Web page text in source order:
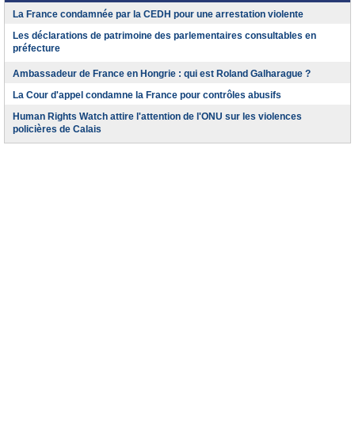
La France condamnée par la CEDH pour une arrestation violente
Les déclarations de patrimoine des parlementaires consultables en
préfecture
Ambassadeur de France en Hongrie : qui est Roland Galharague ?
La Cour d'appel condamne la France pour contrôles abusifs
Human Rights Watch attire l'attention de l'ONU sur les violences
policières de Calais